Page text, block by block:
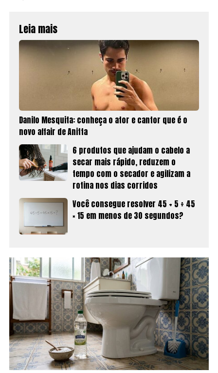
Leia mais
Danilo Mesquita: conheça o ator e cantor que é o
novo affair de Anitta
6 produtos que ajudam o cabelo a
secar mais rápido, reduzem o
tempo com o secador e agilizam a
rotina nos dias corridos
Você consegue resolver 45 + 5 ÷ 45
× 15 em menos de 30 segundos?